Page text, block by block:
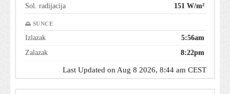
Sol. radijacija
151 W/m²
🌅 SUNCE
Izlazak
5:56am
Zalazak
8:22pm
Last Updated on Aug 8 2026, 8:44 am CEST